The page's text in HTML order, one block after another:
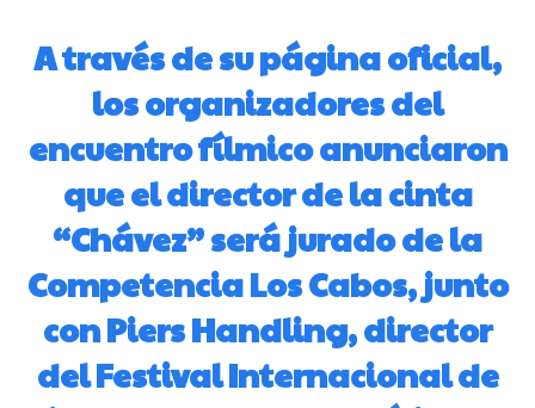
A través de su página oficial,
los organizadores del
encuentro fílmico anunciaron
que el director de la cinta
“Chávez” será jurado de la
Competencia Los Cabos, junto
con Piers Handling, director
del Festival Internacional de